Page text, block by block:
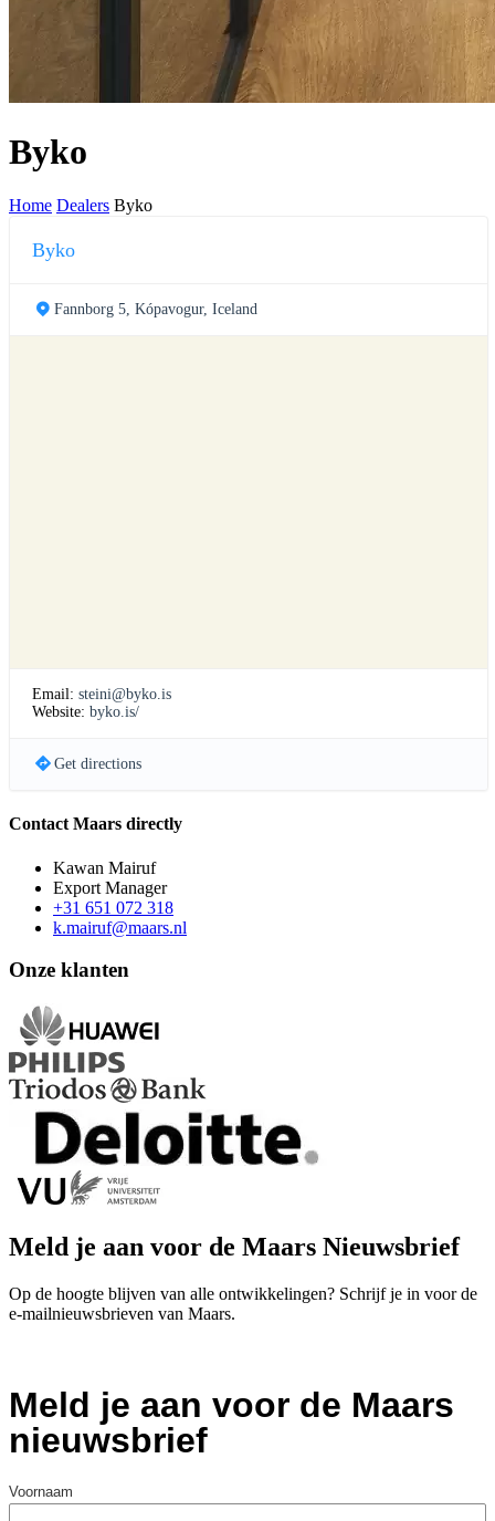
Byko
Home Dealers Byko
Byko
Fannborg 5, Kópavogur, Iceland
Email: steini@byko.is
Website: byko.is/
Get directions
Contact Maars directly
Kawan Mairuf
Export Manager
+31 651 072 318
k.mairuf@maars.nl
Onze klanten
Meld je aan voor de Maars Nieuwsbrief
Op de hoogte blijven van alle ontwikkelingen? Schrijf je in voor de
e-mailnieuwsbrieven van Maars.